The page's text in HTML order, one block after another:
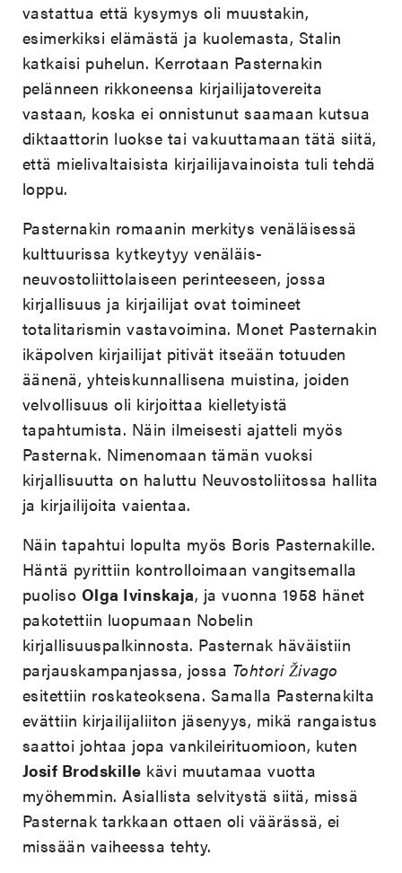
vastattua että kysymys oli muustakin,
esimerkiksi elämästä ja kuolemasta, Stalin
katkaisi puhelun. Kerrotaan Pasternakin
pelänneen rikkoneensa kirjailijatovereita
vastaan, koska ei onnistunut saamaan kutsua
diktaattorin luokse tai vakuuttamaan tätä siitä,
että mielivaltaisista kirjailijavainoista tuli tehdä
loppu.
Pasternakin romaanin merkitys venäläisessä
kulttuurissa kytkeytyy venäläis-
neuvostoliittolaiseen perinteeseen, jossa
kirjallisuus ja kirjailijat ovat toimineet
totalitarismin vastavoimina. Monet Pasternakin
ikäpolven kirjailijat pitivät itseään totuuden
äänenä, yhteiskunnallisena muistina, joiden
velvollisuus oli kirjoittaa kielletyistä
tapahtumista. Näin ilmeisesti ajatteli myös
Pasternak. Nimenomaan tämän vuoksi
kirjallisuutta on haluttu Neuvostoliitossa hallita
ja kirjailijoita vaientaa.
Näin tapahtui lopulta myös Boris Pasternakille.
Häntä pyrittiin kontrolloimaan vangitsemalla
puoliso Olga Ivinskaja, ja vuonna 1958 hänet
pakotettiin luopumaan Nobelin
kirjallisuuspalkinnosta. Pasternak häväistiin
parjauskampanjassa, jossa Tohtori Živago
esitettiin roskateoksena. Samalla Pasternakilta
evättiin kirjailijaliiton jäsenyys, mikä rangaistus
saattoi johtaa jopa vankileirituomioon, kuten
Josif Brodskille kävi muutamaa vuotta
myöhemmin. Asiallista selvitystä siitä, missä
Pasternak tarkkaan ottaen oli väärässä, ei
missään vaiheessa tehty.